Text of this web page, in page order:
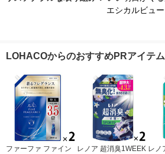
エシカルビュー
LOHACOからのおすすめPRアイテム
ファーファ ファイン
レノア 超消臭1WEEK レノ